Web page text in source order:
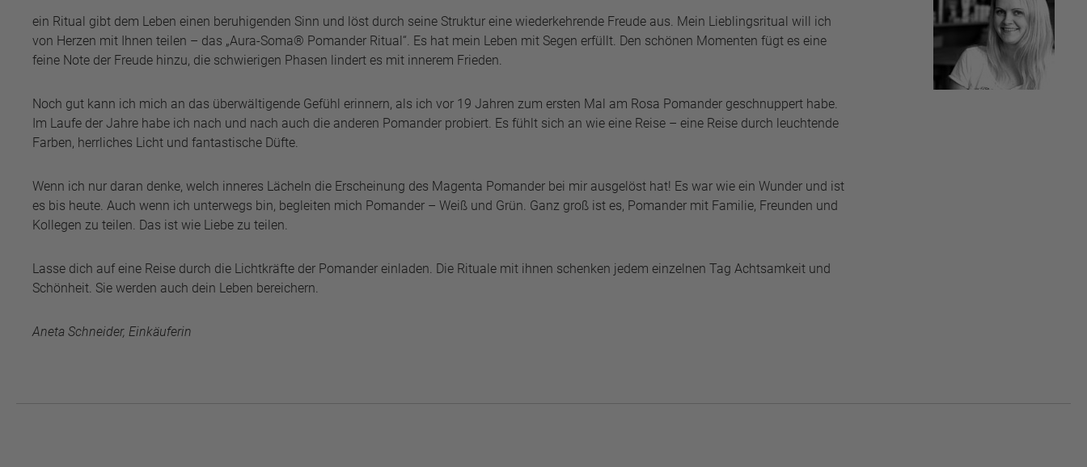
ein Ritual gibt dem Leben einen beruhigenden Sinn und löst durch seine Struktur eine wiederkehrende Freude aus. Mein Lieblingsritual will ich
von Herzen mit Ihnen teilen – das „Aura-Soma® Pomander Ritual“. Es hat mein Leben mit Segen erfüllt. Den schönen Momenten fügt es eine
feine Note der Freude hinzu, die schwierigen Phasen lindert es mit innerem Frieden.
Noch gut kann ich mich an das überwältigende Gefühl erinnern, als ich vor 19 Jahren zum ersten Mal am Rosa Pomander geschnuppert habe.
Im Laufe der Jahre habe ich nach und nach auch die anderen Pomander probiert. Es fühlt sich an wie eine Reise – eine Reise durch leuchtende
Farben, herrliches Licht und fantastische Düfte.
Wenn ich nur daran denke, welch inneres Lächeln die Erscheinung des Magenta Pomander bei mir ausgelöst hat! Es war wie ein Wunder und ist
es bis heute. Auch wenn ich unterwegs bin, begleiten mich Pomander – Weiß und Grün. Ganz groß ist es, Pomander mit Familie, Freunden und
Kollegen zu teilen. Das ist wie Liebe zu teilen.
Lasse dich auf eine Reise durch die Lichtkräfte der Pomander einladen. Die Rituale mit ihnen schenken jedem einzelnen Tag Achtsamkeit und
Schönheit. Sie werden auch dein Leben bereichern.
Aneta Schneider, Einkäuferin